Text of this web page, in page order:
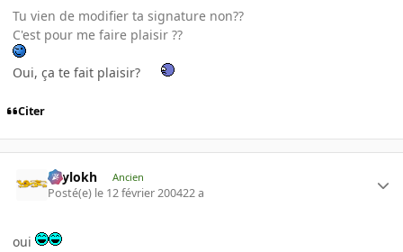
Tu vien de modifier ta signature non??
C'est pour me faire plaisir ??
Oui, ça te fait plaisir?
Citer
Psylokh Ancien
Posté(e) le 12 février 200422 a
oui